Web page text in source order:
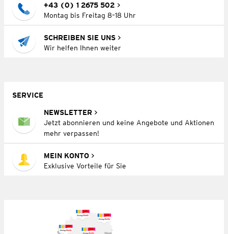
+43 (0) 1 2675 502
Montag bis Freitag 8–18 Uhr
SCHREIBEN SIE UNS
Wir helfen Ihnen weiter
SERVICE
NEWSLETTER
Jetzt abonnieren und keine Angebote und Aktionen
mehr verpassen!
MEIN KONTO
Exklusive Vorteile für Sie